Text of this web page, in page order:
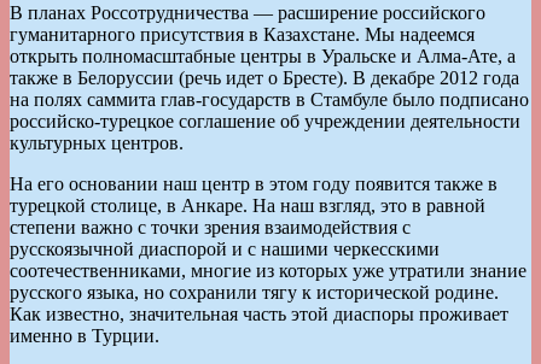
В планах Россотрудничества — расширение российского
гуманитарного присутствия в Казахстане. Мы надеемся
открыть полномасштабные центры в Уральске и Алма-Ате, а
также в Белоруссии (речь идет о Бресте). В декабре 2012 года
на полях саммита глав-государств в Стамбуле было подписано
российско-турецкое соглашение об учреждении деятельности
культурных центров.
На его основании наш центр в этом году появится также в
турецкой столице, в Анкаре. На наш взгляд, это в равной
степени важно с точки зрения взаимодействия с
русскоязычной диаспорой и с нашими черкесскими
соотечественниками, многие из которых уже утратили знание
русского языка, но сохранили тягу к исторической родине.
Как известно, значительная часть этой диаспоры проживает
именно в Турции.